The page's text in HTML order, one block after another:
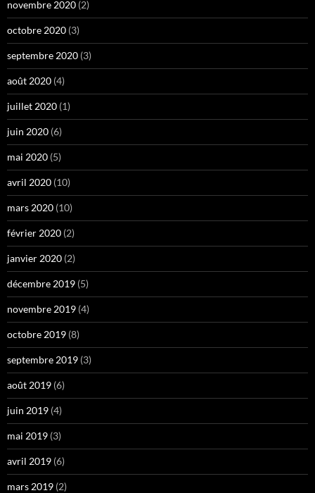
novembre 2020 (2)
octobre 2020 (3)
septembre 2020 (3)
août 2020 (4)
juillet 2020 (1)
juin 2020 (6)
mai 2020 (5)
avril 2020 (10)
mars 2020 (10)
février 2020 (2)
janvier 2020 (2)
décembre 2019 (5)
novembre 2019 (4)
octobre 2019 (8)
septembre 2019 (3)
août 2019 (6)
juin 2019 (4)
mai 2019 (3)
avril 2019 (6)
mars 2019 (2)